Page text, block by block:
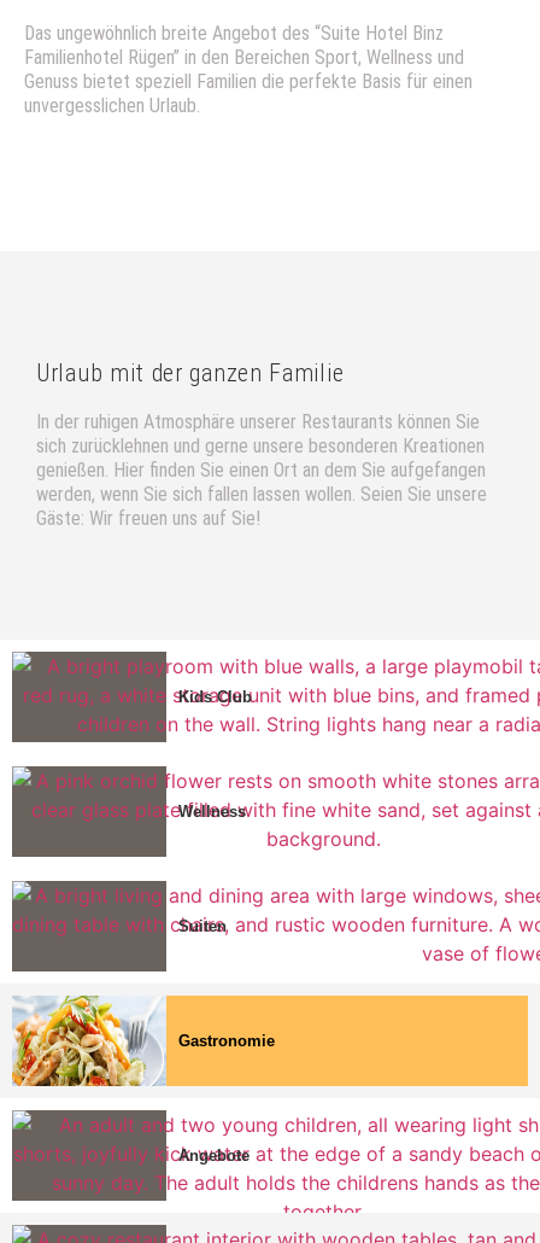
Das ungewöhnlich breite Angebot des “Suite Hotel Binz
Familienhotel Rügen” in den Bereichen Sport, Wellness und
Genuss bietet speziell Familien die perfekte Basis für einen
unvergesslichen Urlaub.
Urlaub mit der ganzen Familie
In der ruhigen Atmosphäre unserer Restaurants können Sie
sich zurücklehnen und gerne unsere besonderen Kreationen
genießen. Hier finden Sie einen Ort an dem Sie aufgefangen
werden, wenn Sie sich fallen lassen wollen. Seien Sie unsere
Gäste: Wir freuen uns auf Sie!
Kids Club
Wellness
Suiten
Gastronomie
Angebote